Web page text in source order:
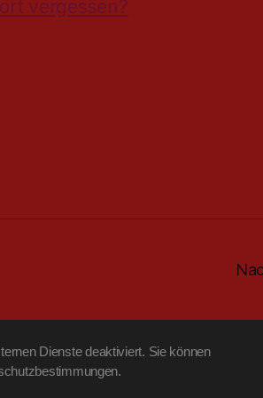
vergessen?
Dienste deaktiviert. Sie können